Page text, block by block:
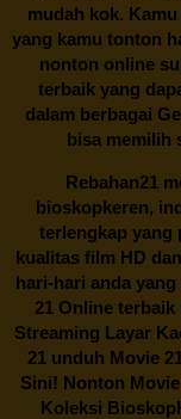
mudah kok.
yang kamu tonton
nonton online
terbaik yang
dalam berbagai
bisa memilih
Rebahan21
bioskopkeren,
terlengkap yang
kualitas film HD
hari-hari anda
21 Online
Streaming Layar
21 unduh Movie
Sini! Nonton
Koleksi